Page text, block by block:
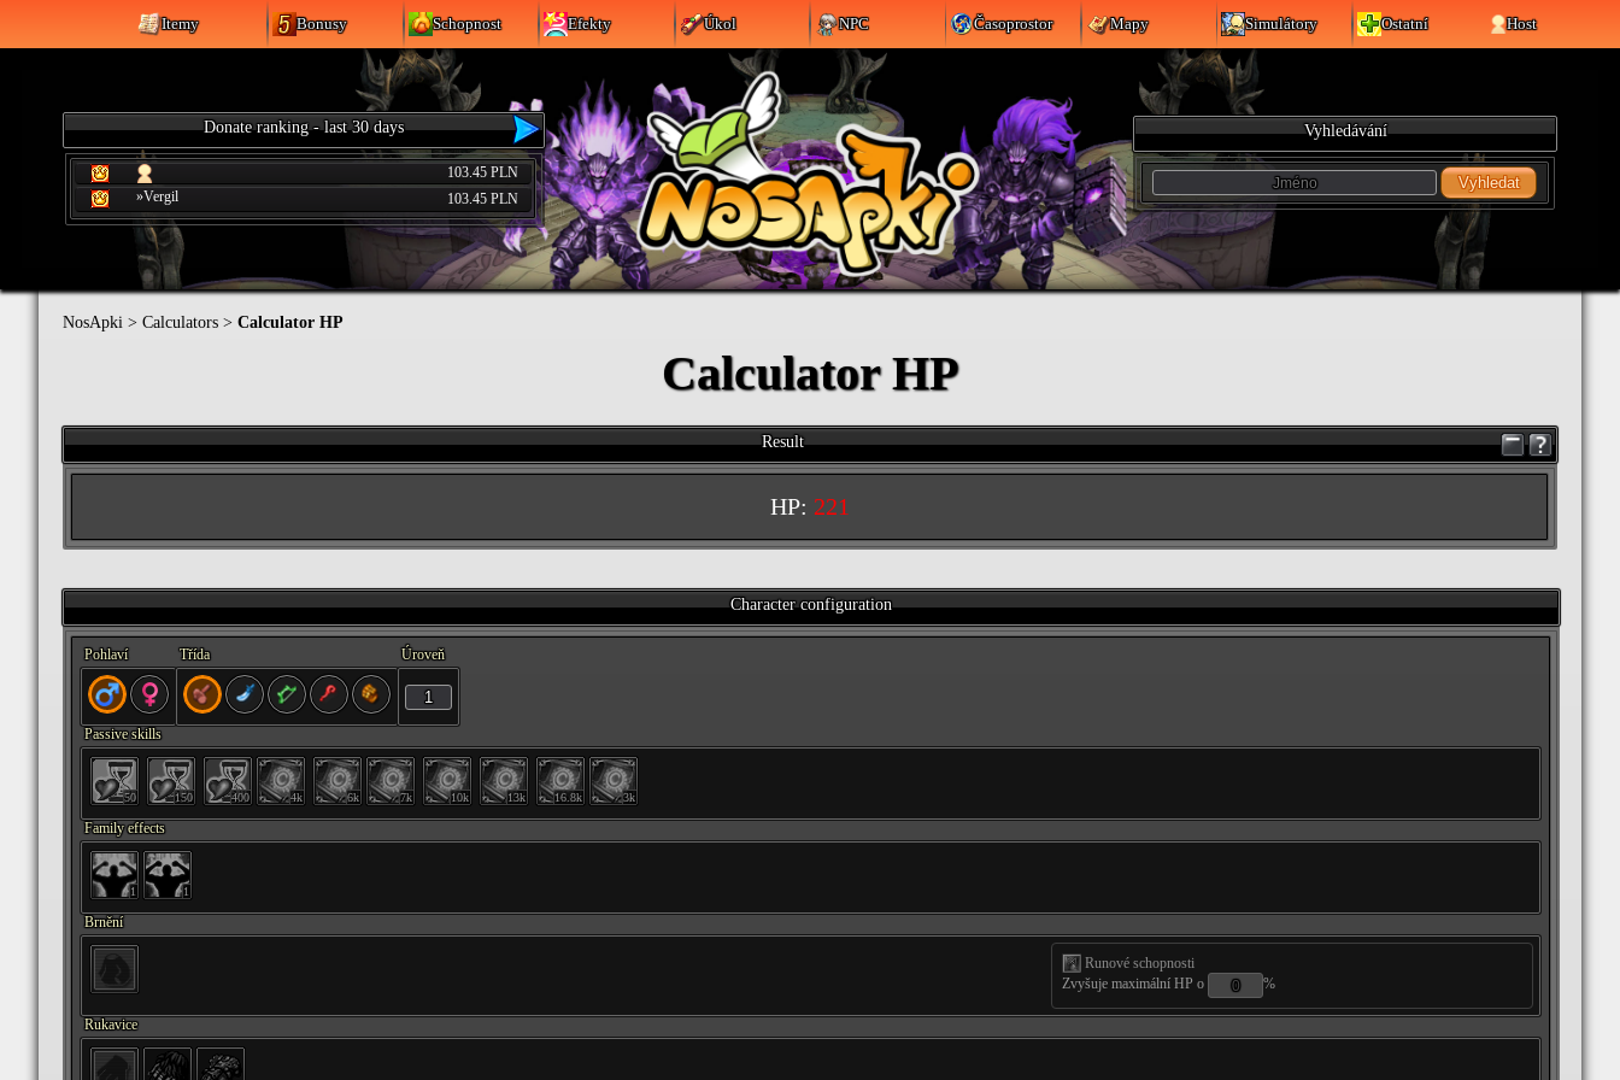
Itemy Bonusy Schopnost Efekty Úkol NPC Časoprostor Mapy Simulátory Ostatní Host
Donate ranking - last 30 days
103.45 PLN
»Vergil
103.45 PLN
Vyhledávání
Vyhledat
NosApki > Calculators > Calculator HP
Calculator HP
Result
HP: 221
Character configuration
Pohlaví Třída Úroveň
Passive skills
50 150 400 4k 6k 7k 10k 13k 16.8k 3k
Family effects
1 1
Brnění
Runové schopnosti
Zvyšuje maximální HP o
%
Rukavice